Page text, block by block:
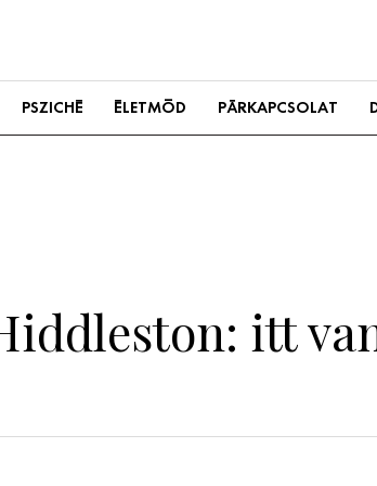
PSZICHÉ ÉLETMÓD PÁRKAPCSOLAT
itt